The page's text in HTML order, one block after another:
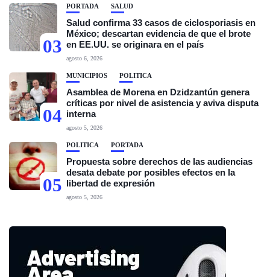
03
PORTADA SALUD
Salud confirma 33 casos de ciclosporiasis en
México; descartan evidencia de que el brote
en EE.UU. se originara en el país
agosto 6, 2026
04
MUNICIPIOS POLÍTICA
Asamblea de Morena en Dzidzantún genera
críticas por nivel de asistencia y aviva disputa
interna
agosto 5, 2026
05
POLÍTICA PORTADA
Propuesta sobre derechos de las audiencias
desata debate por posibles efectos en la
libertad de expresión
agosto 5, 2026